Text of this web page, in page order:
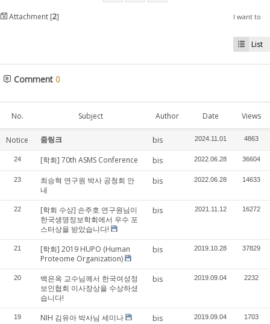
Attachment [2] I want to
List
Comment 0
No. Subject Author Date Views
Notice 줌링크 bis 2024.11.01 4863
24 [학회] 70th ASMS Conference bis 2022.06.28 36604
23
최승혁 연구원 박사 공청회 안
내
bis 2022.06.28 14633
22
[학회 수상] 손주호 연구원님이
한국생명정보학회에서 우수 포
스터상을 받았습니다!
bis 2021.11.12 16272
21
[학회] 2019 HUPO (Human
Proteome Organization)
bis 2019.10.28 37829
20
백은옥 교수님께서 한국여성정
보인협회 이사장상을 수상하셨
습니다!
bis 2019.09.04 2232
19 NIH 김유아 박사님 세미나 bis 2019.09.04 1703